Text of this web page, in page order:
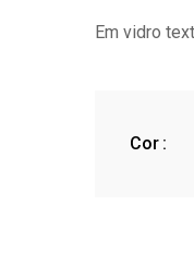
Em vidro
Cor